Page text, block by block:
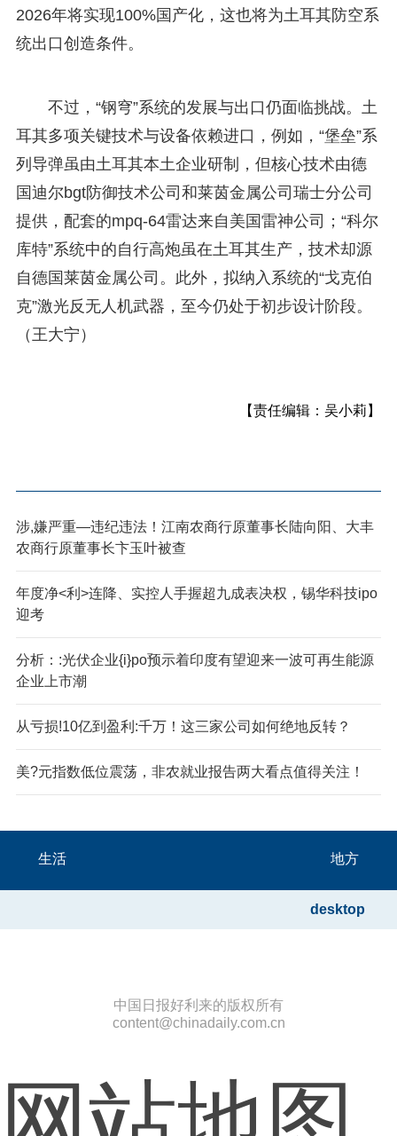
2026年将实现100%国产化，这也将为土耳其防空系
统出口创造条件。
不过，“钢穹”系统的发展与出口仍面临挑战。土
耳其多项关键技术与设备依赖进口，例如，“堡垒”系
列导弹虽由土耳其本土企业研制，但核心技术由德
国迪尔bgt防御技术公司和莱茵金属公司瑞士分公司
提供，配套的mpq-64雷达来自美国雷神公司；“科尔
库特”系统中的自行高炮虽在土耳其生产，技术却源
自德国莱茵金属公司。此外，拟纳入系统的“戈克伯
克”激光反无人机武器，至今仍处于初步设计阶段。
（王大宁）
【责任编辑：吴小莉】
涉,嫌严重—违纪违法！江南农商行原董事长陆向阳、大丰
农商行原董事长卞玉叶被查
年度净<利>连降、实控人手握超九成表决权，锡华科技ipo
迎考
分析：:光伏企业{i}po预示着印度有望迎来一波可再生能源
企业上市潮
从亏损!10亿到盈利:千万！这三家公司如何绝地反转？
美?元指数低位震荡，非农就业报告两大看点值得关注！
生活 地方
desktop
中国日报好利来的版权所有
content@chinadaily.com.cn